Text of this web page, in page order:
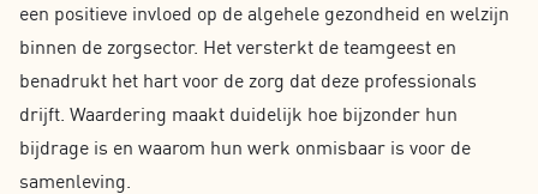
een positieve invloed op de algehele gezondheid en welzijn
binnen de zorgsector. Het versterkt de teamgeest en
benadrukt het hart voor de zorg dat deze professionals
drijft. Waardering maakt duidelijk hoe bijzonder hun
bijdrage is en waarom hun werk onmisbaar is voor de
samenleving.